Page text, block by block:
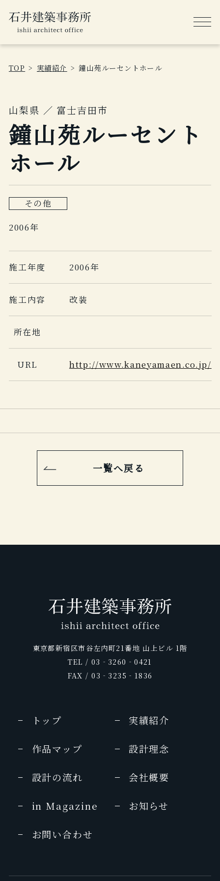
TOP 実績紹介 鐘山苑ルーセントホール
山梨県 ／ 富士吉田市
鐘山苑ルーセント
ホール
その他
2006年
施工年度 2006年
施工内容 改装
所在地
URL http://www.kaneyamaen.co.jp/
一覧へ戻る
東京都新宿区市谷左内町21番地 山上ビル 1階
TEL / 03‐3260‐0421
FAX / 03‐3235‐1836
トップ 実績紹介
作品マップ 設計理念
設計の流れ 会社概要
in Magazine お知らせ
お問い合わせ